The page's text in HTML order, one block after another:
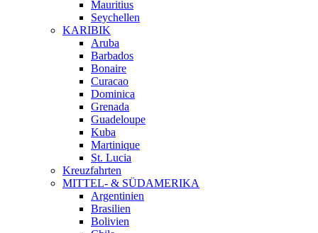
Mauritius
Seychellen
KARIBIK
Aruba
Barbados
Bonaire
Curacao
Dominica
Grenada
Guadeloupe
Kuba
Martinique
St. Lucia
Kreuzfahrten
MITTEL- & SÜDAMERIKA
Argentinien
Brasilien
Bolivien